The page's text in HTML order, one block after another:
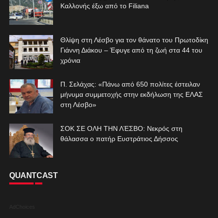
Καλλονής έξω από το Filiana
Θλίψη στη Λέσβο για τον θάνατο του Πρωτοδίκη
Γιάννη Διάκου – Έφυγε από τη ζωή στα 44 του
χρόνια
Π. Σελάχας: «Πάνω από 650 πολίτες έστειλαν
μήνυμα συμμετοχής στην εκδήλωση της ΕΛΑΣ
στη Λέσβο»
ΣΟΚ ΣΕ ΟΛΗ ΤΗΝ ΛΈΣΒΟ: Νεκρός στη
θάλασσα ο πατήρ Ευστράτιος Δήσσος
QUANTCAST